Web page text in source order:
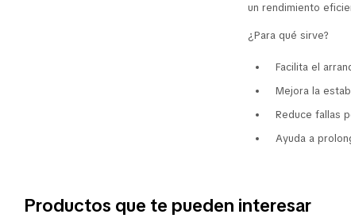
un rendimiento
¿Para qué sirve?
Facilita el
Mejora la
Reduce fallas
Ayuda a
Productos que te pueden interesar